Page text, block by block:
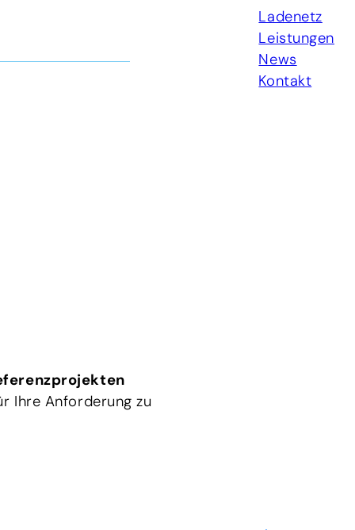
Ladenetz
Leistungen
News
Kontakt
Ihre Anforderung zu